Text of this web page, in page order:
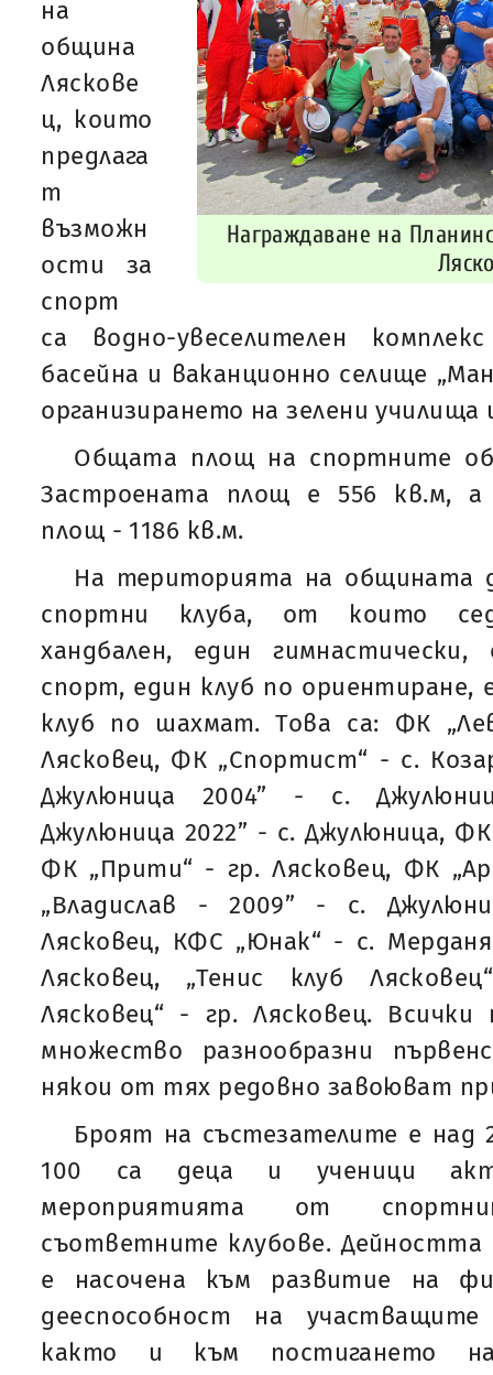
Награждаване на
на
община
Ляскове
ц, които
предлага
т
възможн
ости за
спорт
са водно-увеселителен
басейна и ваканционно селище
организирането на зелени училища
Общата площ на спортните
Застроената площ е 556 кв.м, а
площ - 1186 кв.м.
На територията на общината
спортни клуба, от които
хандбален, един
спорт, един клуб по ориентиране,
клуб по шахмат. Това са: ФК
Лясковец, ФК „Спортист“ - с.
Джулюница 2004” - с.
Джулюница 2022” - с. Джулюница,
ФК „Прити“ - гр. Лясковец, ФК
„Владислав - 2009” - с.
Лясковец, КФС „Юнак“ - с.
Лясковец, „Тенис клуб
Лясковец“ - гр. Лясковец.
множество разнообразни
някои от тях редовно завоюват
Броят на състезателите е над
100 са деца и ученици
мероприятията от
съответните клубове. Дейността
е насочена към развитие на
дееспособност на
както и към постигането